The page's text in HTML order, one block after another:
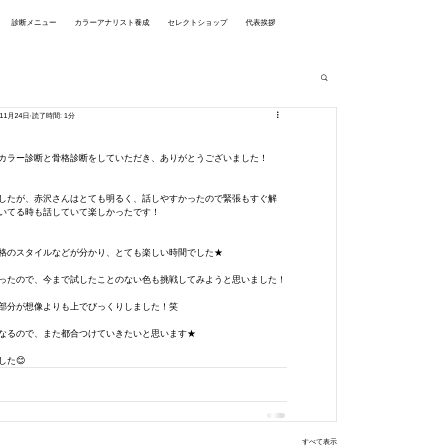
診断メニュー カラーアナリスト養成 セレクトショップ 代表挨拶
月24日 読了時間: 1分
ラー診断と骨格診断をしていただき、ありがとうございました！
たが、赤沢さんはとても明るく、話しやすかったので緊張もすぐ解
てる時も話していて楽しかったです！
のスタイルなどが分かり、とても楽しい時間でした★
たので、今まで試したことのない色も挑戦してみようと思いました！
分が想像よりも上でびっくりしました！笑
るので、また都合つけていきたいと思います★
た😊
すべて表示